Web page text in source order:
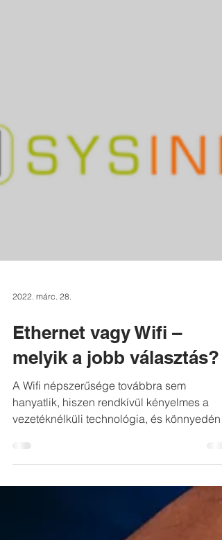
2022. márc. 28.
Ethernet vagy Wifi –
melyik a jobb választás?
A Wifi népszerűsége továbbra sem
hanyatlik, hiszen rendkívül kényelmes a
vezetéknélküli technológia, és könnyedén